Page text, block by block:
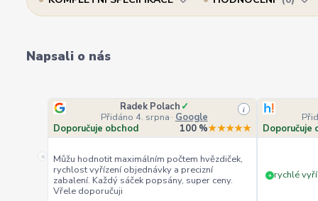
Napsali o nás
«
Radek Polach ✓
Přidáno 4. srpna · Google
i
Doporučuje obchod 100 %★★★★★
Můžu hodnotit maximálním počtem hvězdiček,
rychlost vyřízení objednávky a precizní
zabalení. Každý sáček popsány, super ceny.
Vřele doporučuji
Doporučuje
+ rychlé